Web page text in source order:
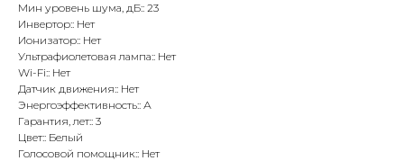
Мин уровень шума, дБ:: 23
Инвертор:: Нет
Ионизатор:: Нет
Ультрафиолетовая лампа:: Нет
Wi-Fi:: Нет
Датчик движения:: Нет
Энергоэффективность:: А
Гарантия, лет:: 3
Цвет:: Белый
Голосовой помощник:: Нет